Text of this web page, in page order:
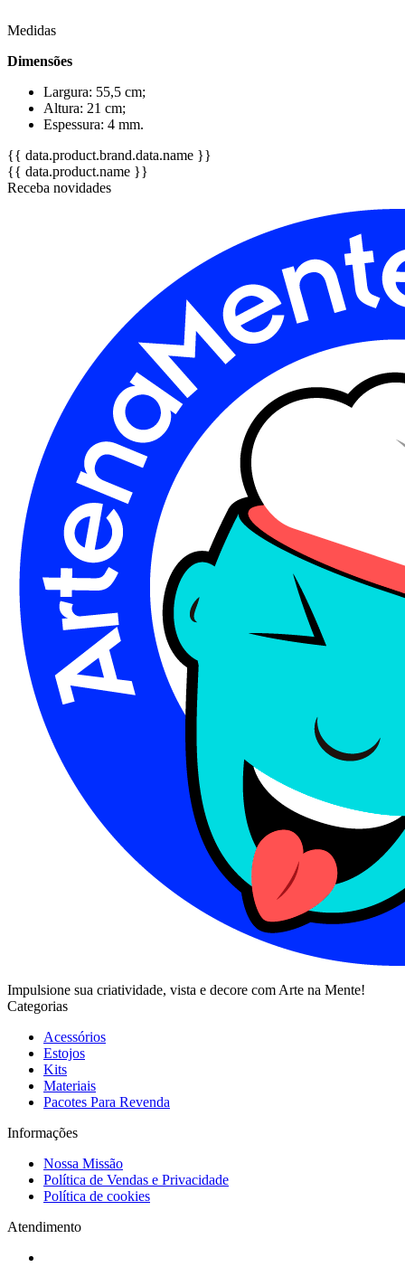
Medidas
Dimensões
Largura: 55,5 cm;
Altura: 21 cm;
Espessura: 4 mm.
{{ data.product.brand.data.name }}
{{ data.product.name }}
Receba novidades
Impulsione sua criatividade, vista e decore com Arte na Mente!
Categorias
Acessórios
Estojos
Kits
Materiais
Pacotes Para Revenda
Informações
Nossa Missão
Política de Vendas e Privacidade
Política de cookies
Atendimento